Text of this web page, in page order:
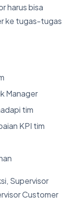
harus bisa
ke tugas-tugas
Manager
tim
KPI tim
Supervisor
Customer